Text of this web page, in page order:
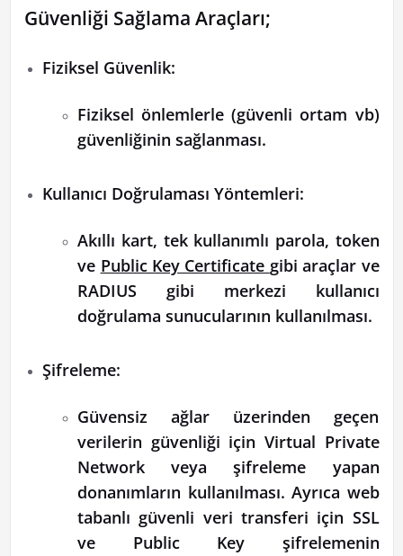
Güvenliği Sağlama Araçları;
Fiziksel Güvenlik:
Fiziksel önlemlerle (güvenli ortam vb)
güvenliğinin sağlanması.
Kullanıcı Doğrulaması Yöntemleri:
Akıllı kart, tek kullanımlı parola, token
ve Public Key Certificate gibi araçlar ve
RADIUS gibi merkezi kullanıcı
doğrulama sunucularının kullanılması.
Şifreleme:
Güvensiz ağlar üzerinden geçen
verilerin güvenliği için Virtual Private
Network veya şifreleme yapan
donanımların kullanılması. Ayrıca web
tabanlı güvenli veri transferi için SSL
ve Public Key şifrelemenin